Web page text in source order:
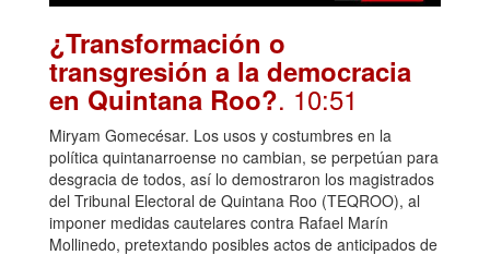
¿Transformación o
transgresión a la democracia
en Quintana Roo?. 10:51
Miryam Gomecésar. Los usos y costumbres en la
política quintanarroense no cambian, se perpetúan para
desgracia de todos, así lo demostraron los magistrados
del Tribunal Electoral de Quintana Roo (TEQROO), al
imponer medidas cautelares contra Rafael Marín
Mollinedo, pretextando posibles actos de anticipados de